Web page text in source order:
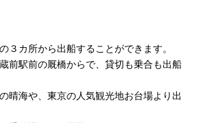
３カ所から出船することができます。
前駅前の厩橋からで、貸切も乗合も出船
晴海や、東京の人気観光地お台場より出